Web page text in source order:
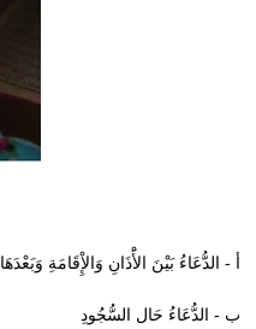
أ - الدُّعَاءُ بَيْنَ الأَْذَانِ وَالإِْقَامَةِ وَبَعْدَهَا
ب - الدُّعَاءُ حَال السُّجُودِ